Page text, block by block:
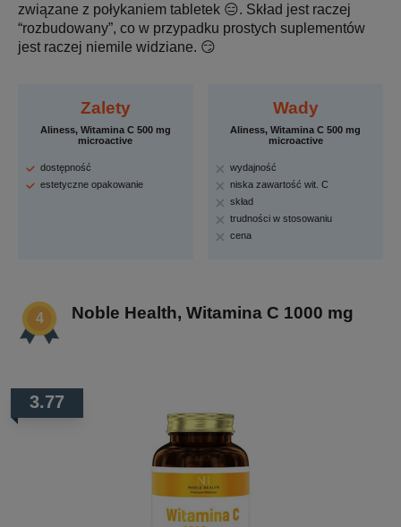
związane z połykaniem tabletek 😑. Skład jest raczej
“rozbudowany”, co w przypadku prostych suplementów
jest raczej niemile widziane. 😏
Zalety
Aliness, Witamina C 500 mg
microactive
dostępność
estetyczne opakowanie
Wady
Aliness, Witamina C 500 mg
microactive
wydajność
niska zawartość wit. C
skład
trudności w stosowaniu
cena
Noble Health, Witamina C 1000 mg
3.77